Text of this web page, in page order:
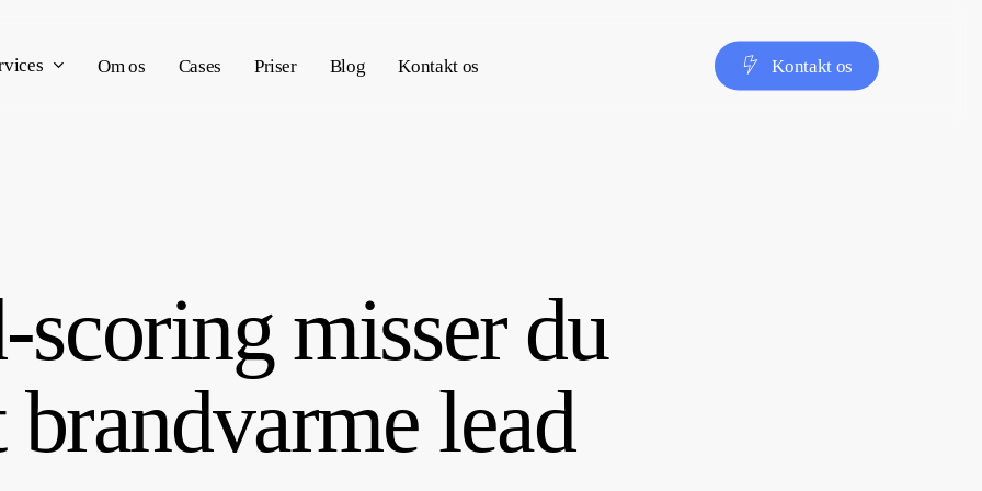
Om os Cases Priser Blog Kontakt os Kontakt os
scoring misser du
lead